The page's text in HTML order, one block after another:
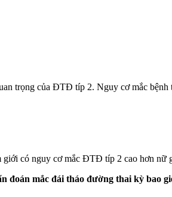
trọng của ĐTĐ típ 2. Nguy cơ mắc bệnh
giới có nguy cơ mắc ĐTĐ típ 2 cao hơn nữ
đoán mắc đái tháo đường thai kỳ bao